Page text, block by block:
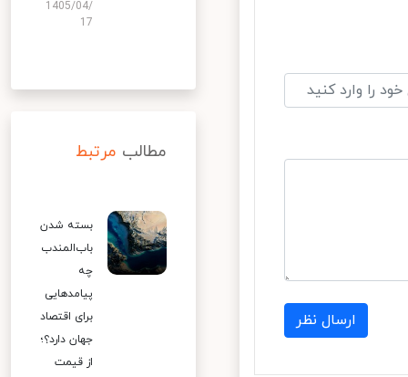
ارسال نظر
1405/04/
17
مطالب مرتبط
بسته شدن
باب‌المندب
چه
پیامدهایی
برای اقتصاد
جهان دارد؟؛
از قیمت